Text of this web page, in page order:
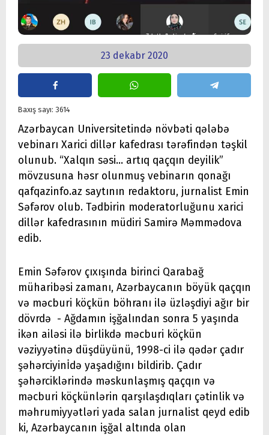
23 dekabr 2020
Baxış sayı: 3614
Azərbaycan Universitetində növbəti qələbə
vebinarı Xarici dillər kafedrası tərəfindən təşkil
olunub. “Xalqın səsi... artıq qaçqın deyilik”
mövzusuna həsr olunmuş vebinarın qonağı
qafqazinfo.az saytının redaktoru, jurnalist Emin
Səfərov olub. Tədbirin moderatorluğunu xarici
dillər kafedrasının müdiri Samirə Məmmədova
edib.
Emin Səfərov çıxışında birinci Qarabağ
müharibəsi zamanı, Azərbaycanın böyük qaçqın
və məcburi köçkün böhranı ilə üzləşdiyi ağır bir
dövrdə - Ağdamın işğalından sonra 5 yaşında
ikən ailəsi ilə birlikdə məcburi köçkün
vəziyyətinə düşdüyünü, 1998-ci ilə qədər çadır
şəhərciyinİdə yaşadığını bildirib. Çadır
şəhərciklərində məskunlaşmış qaçqın və
məcburi köçkünlərin qarşılaşdıqları çətinlik və
məhrumiyyətləri yada salan jurnalist qeyd edib
ki, Azərbaycanın işğal altında olan